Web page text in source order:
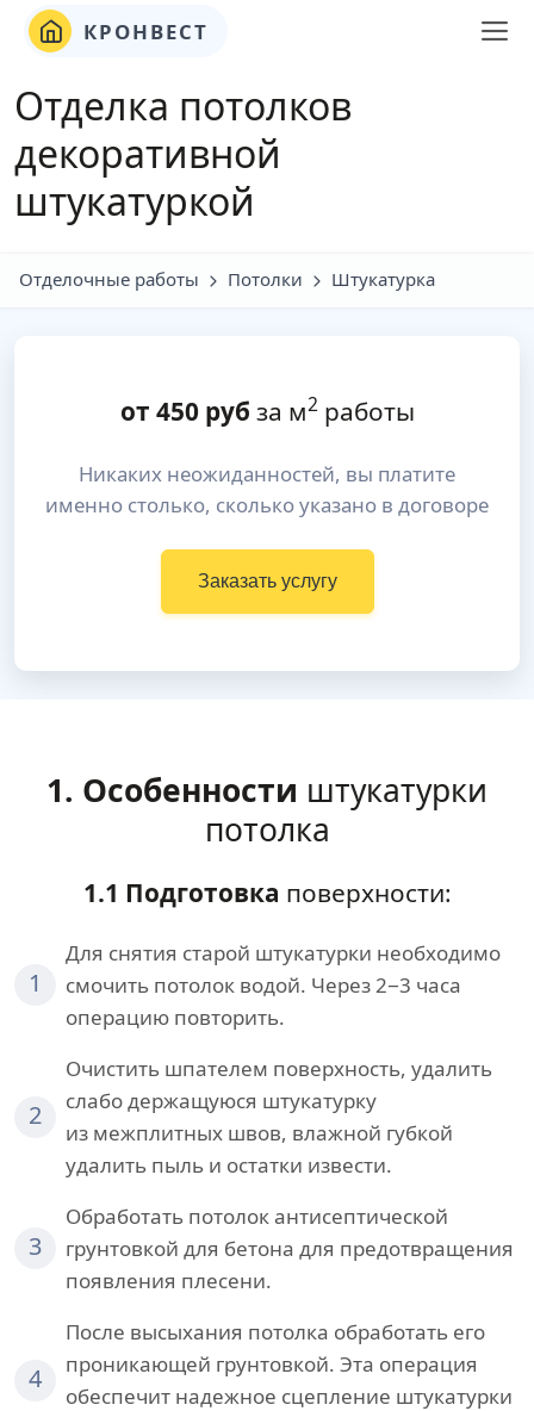
КРОНВЕСТ
Отделка потолков
декоративной
штукатуркой
Отделочные работы Потолки Штукатурка
от 450руб за м2работы
Никаких неожиданностей, вы платите
именно столько, сколько указано в договоре
Заказать услугу
1. Особенности штукатурки
потолка
1.1 Подготовка поверхности:
1
Для снятия старой штукатурки необходимо
смочить потолок водой. Через 2−3 часа
операцию повторить.
2
Очистить шпателем поверхность, удалить
слабо держащуюся штукатурку
из межплитных швов, влажной губкой
удалить пыль и остатки извести.
3
Обработать потолок антисептической
грунтовкой для бетона для предотвращения
появления плесени.
4
После высыхания потолка обработать его
проникающей грунтовкой. Эта операция
обеспечит надежное сцепление штукатурки